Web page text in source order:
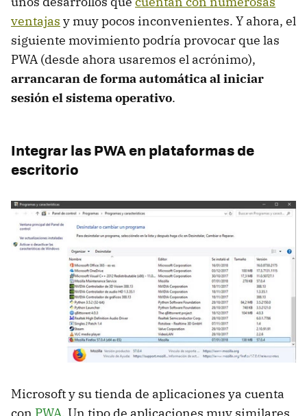
ventajas y muy pocos inconvenientes. Y ahora, el
siguiente movimiento podría provocar que las
PWA (desde ahora usaremos el acrónimo),
arrancaran de forma automática al iniciar
sesión el sistema operativo.
Integrar las PWA en plataformas de
escritorio
Microsoft y su tienda de aplicaciones ya cuenta
con PWA. Un tipo de aplicaciones muy similares